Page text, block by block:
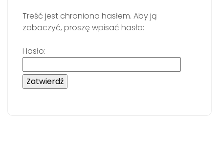
Treść jest chroniona hasłem. Aby ją
zobaczyć, proszę wpisać hasło:
Hasło: